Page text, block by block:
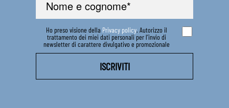
Ho preso visione della Privacy policy. Autorizzo il
trattamento dei miei dati personali per l’invio di
newsletter di carattere divulgativo e promozionale